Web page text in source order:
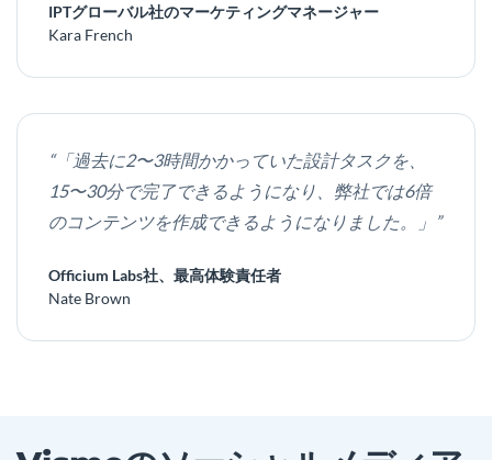
IPTグローバル社のマーケティングマネージャー
Kara French
“「過去に2〜3時間かかっていた設計タスクを、
15〜30分で完了できるようになり、弊社では6倍
のコンテンツを作成できるようになりました。」”
Officium Labs社、最高体験責任者
Nate Brown